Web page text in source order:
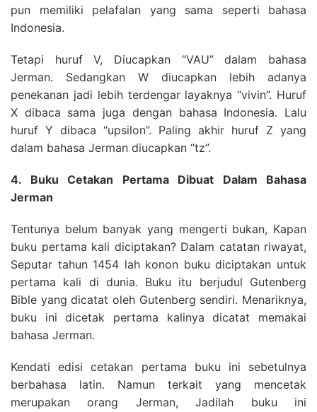
pun memiliki pelafalan yang sama seperti bahasa
Indonesia.
Tetapi huruf V, Diucapkan “VAU” dalam bahasa
Jerman. Sedangkan W diucapkan lebih adanya
penekanan jadi lebih terdengar layaknya “vivin”. Huruf
X dibaca sama juga dengan bahasa Indonesia. Lalu
huruf Y dibaca “upsilon”. Paling akhir huruf Z yang
dalam bahasa Jerman diucapkan “tz”.
4. Buku Cetakan Pertama Dibuat Dalam Bahasa
Jerman
Tentunya belum banyak yang mengerti bukan, Kapan
buku pertama kali diciptakan? Dalam catatan riwayat,
Seputar tahun 1454 lah konon buku diciptakan untuk
pertama kali di dunia. Buku itu berjudul Gutenberg
Bible yang dicatat oleh Gutenberg sendiri. Menariknya,
buku ini dicetak pertama kalinya dicatat memakai
bahasa Jerman.
Kendati edisi cetakan pertama buku ini sebetulnya
berbahasa latin. Namun terkait yang mencetak
merupakan orang Jerman, Jadilah buku ini